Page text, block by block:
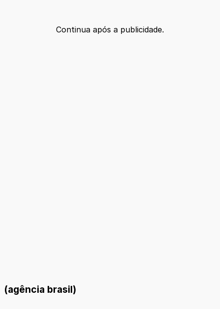
Continua após a publicidade.
(agência brasil)